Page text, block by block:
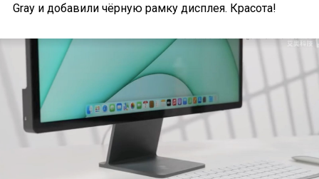
Gray и добавили чёрную рамку дисплея. Красота!